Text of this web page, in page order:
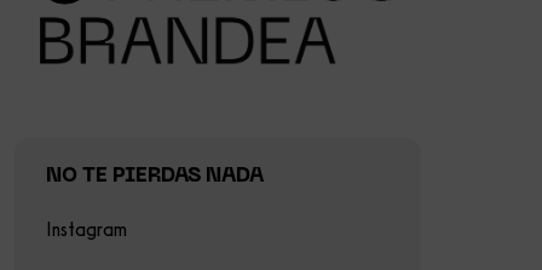
NO TE PIERDAS NADA
Instagram